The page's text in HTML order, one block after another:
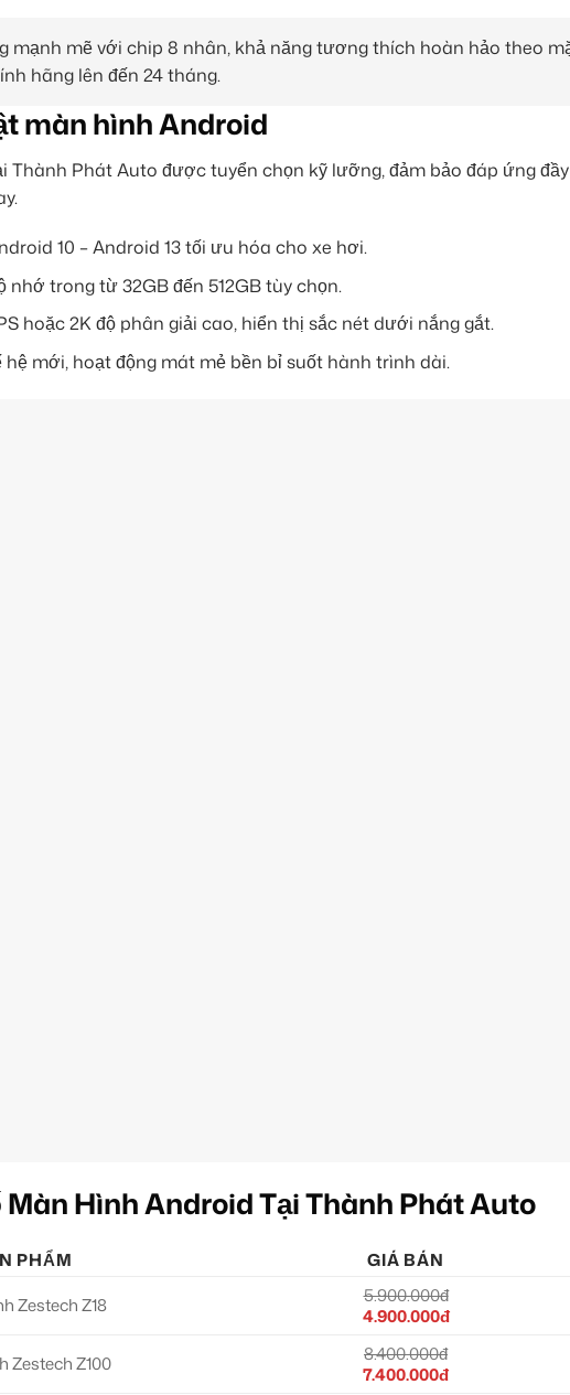
mạnh mẽ với chip 8 nhân, khả năng tương thích hoàn hảo theo
hãng lên đến 24 tháng.
màn hình Android
Thành Phát Auto được tuyển chọn kỹ lưỡng, đảm bảo đáp ứng
10 – Android 13 tối ưu hóa cho xe hơi.
nhớ trong từ 32GB đến 512GB tùy chọn.
hoặc 2K độ phân giải cao, hiển thị sắc nét dưới nắng gắt.
mới, hoạt động mát mẻ bền bỉ suốt hành trình dài.
Màn Hình Android Tại Thành Phát Auto
PHẨM GIÁ BÁN
Zestech Z18
5.900.000đ
4.900.000đ
Zestech Z100
8.400.000đ
7.400.000đ